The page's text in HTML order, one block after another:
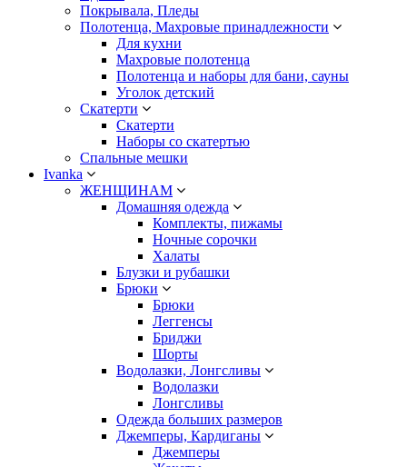
Покрывала, Пледы
Полотенца, Махровые принадлежности
Для кухни
Махровые полотенца
Полотенца и наборы для бани, сауны
Уголок детский
Скатерти
Скатерти
Наборы со скатертью
Спальные мешки
Ivanka
ЖЕНЩИНАМ
Домашняя одежда
Комплекты, пижамы
Ночные сорочки
Халаты
Блузки и рубашки
Брюки
Брюки
Леггенсы
Бриджи
Шорты
Водолазки, Лонгсливы
Водолазки
Лонгсливы
Одежда больших размеров
Джемперы, Кардиганы
Джемперы